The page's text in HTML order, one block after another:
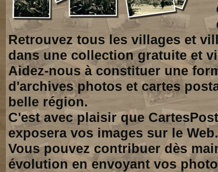
Retrouvez tous les villages et
dans une collection gratuite et
Aidez-nous à constituer une
d'archives photos et cartes
belle région.
C'est avec plaisir que
exposera vos images sur le Web.
Vous pouvez contribuer dès
évolution en envoyant vos